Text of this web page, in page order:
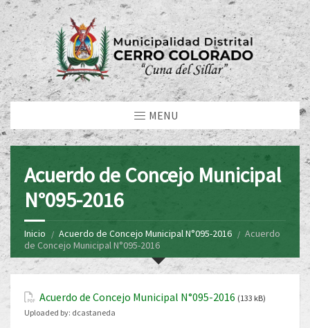
MENU
Acuerdo de Concejo Municipal
N°095-2016
Inicio Acuerdo de Concejo Municipal N°095-2016
Acuerdo
de Concejo Municipal N°095-2016
Acuerdo de Concejo Municipal N°095-2016 (133 kB)
Uploaded by: dcastaneda